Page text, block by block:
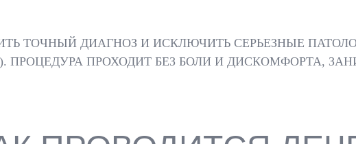
ТОЧНЫЙ ДИАГНОЗ И ИСКЛЮЧИТЬ СЕРЬЕЗНЫЕ
ПРОХОДИТ БЕЗ БОЛИ И ДИСКОМФОРТА,